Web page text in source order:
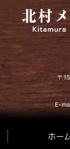
北村メンタルヘ
〒
E-
ホー